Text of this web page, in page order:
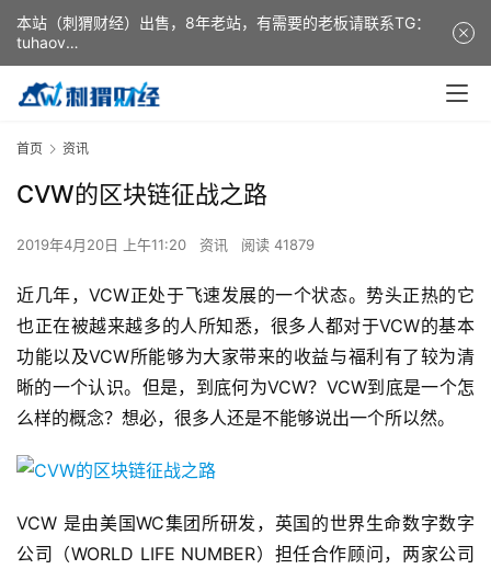
首页 资讯
CVW的区块链征战之路
2019年4月20日 上午11:20 资讯 阅读 41879
近几年，VCW正处于飞速发展的一个状态。势头正热的它
也正在被越来越多的人所知悉，很多人都对于VCW的基本
功能以及VCW所能够为大家带来的收益与福利有了较为清
晰的一个认识。但是，到底何为VCW？VCW到底是一个怎
么样的概念？想必，很多人还是不能够说出一个所以然。
VCW 是由美国WC集团所研发，英国的世界生命数字数字
公司（WORLD LIFE NUMBER）担任合作顾问，两家公司
本站（刺猬财经）出售，8年老站，有需要的老板请联系TG：
tuhaov
This website (ciweicaijing) is for sale. It is a 8-year-old
website. If you need it, please contact TG: tuhaov